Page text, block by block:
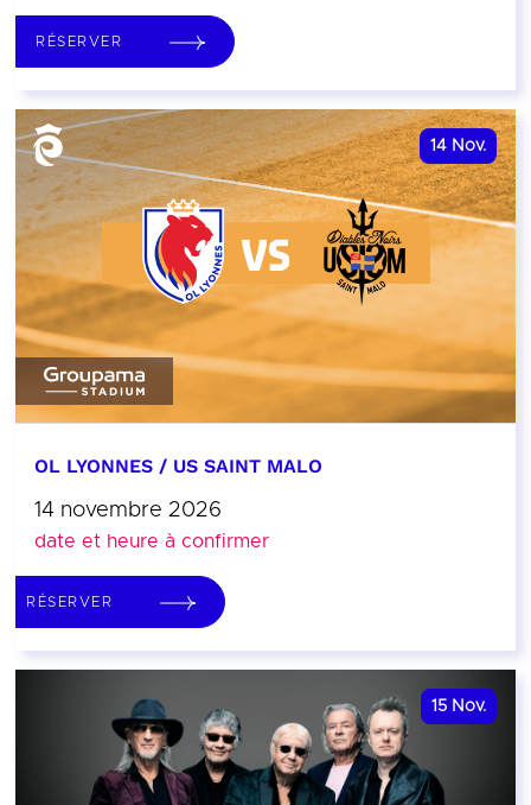
RÉSERVER
14 Nov.
OL LYONNES / US SAINT MALO
14 novembre 2026
date et heure à confirmer
RÉSERVER
15 Nov.